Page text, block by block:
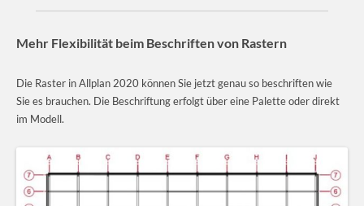
Mehr Flexibilität beim Beschriften von Rastern
Die Raster in Allplan 2020 können Sie jetzt genau so beschriften wie
Sie es brauchen. Die Beschriftung erfolgt über eine Palette oder direkt
im Modell.